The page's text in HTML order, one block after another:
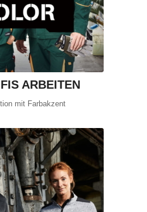
ARBEITEN
mit Farbakzent